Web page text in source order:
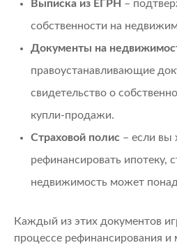
Выписка из ЕГРН –
собственности на
Документы на
правоустанавливающие
свидетельство о
купли-продажи.
Страховой полис – если вы
рефинансировать ипотеку,
недвижимость может
Каждый из этих документов
процессе рефинансирования и